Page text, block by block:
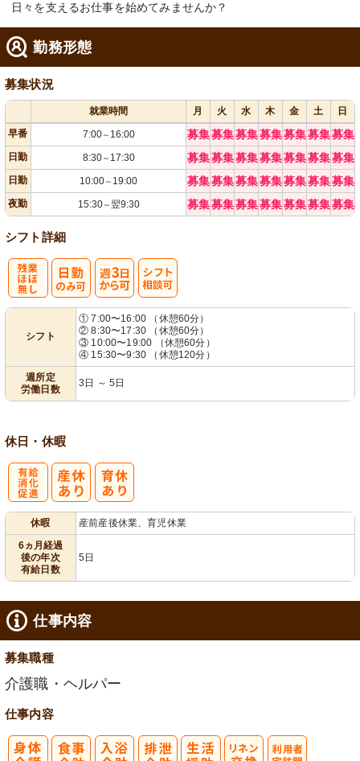
日々を支えるお仕事を始めてみませんか？
勤務形態
募集状況
就業時間 月 火 水 木 金 土
日
早番
7:00～ 16:00 募集募集募集募集募集募集募集
日勤 8:30～ 17:30 募集募集募集募集募集募集募集
日勤 10:00～ 19:00 募集募集募集募集募集募集募集
夜勤 15:30～翌9:30 募集募集募集募集募集募集募集
シフト詳細
シフト
① 7:00〜16:00 （休憩60分）
② 8:30〜17:30 （休憩60分）
③ 10:00〜19:00 （休憩60分）
④ 15:30〜9:30 （休憩120分）
週所定
労働日数
3日 ～ 5日
休日・休暇
休暇
産前産後休業、育児休業
6ヵ月経過
後の年次
有給日数
5日
仕事内容
募集職種
介護職・ヘルパー
仕事内容